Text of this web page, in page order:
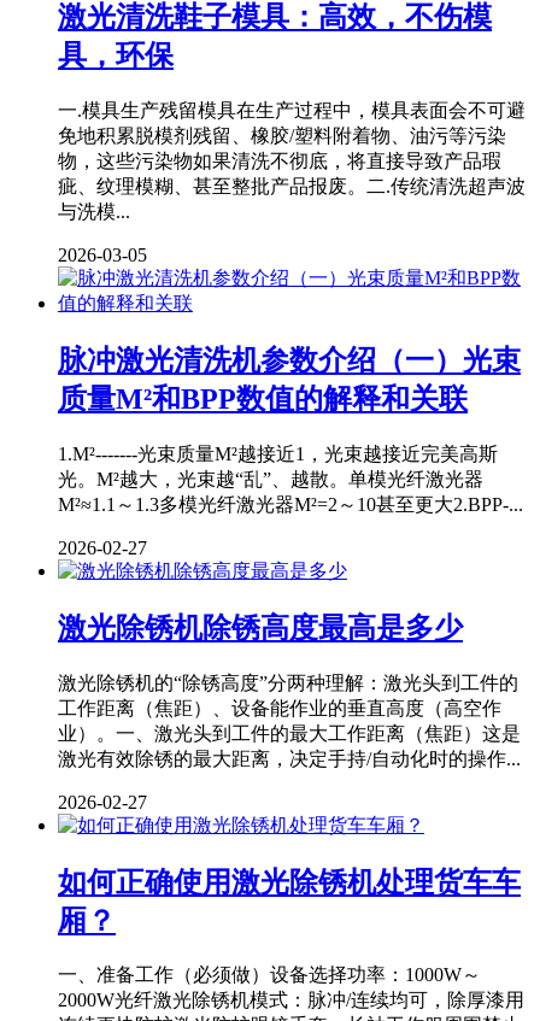
激光清洗鞋子模具：高效，不伤模
具，环保
一.模具生产残留模具在生产过程中，模具表面会不可避
免地积累脱模剂残留、橡胶/塑料附着物、油污等污染
物，这些污染物如果清洗不彻底，将直接导致产品瑕
疵、纹理模糊、甚至整批产品报废。二.传统清洗超声波
与洗模...
2026-03-05
脉冲激光清洗机参数介绍（一）光束
质量M²和BPP数值的解释和关联
1.M²-------光束质量M²越接近1，光束越接近完美高斯
光。M²越大，光束越“乱”、越散。单模光纤激光器
M²≈1.1～1.3多模光纤激光器M²=2～10甚至更大2.BPP-...
2026-02-27
激光除锈机除锈高度最高是多少
激光除锈机的“除锈高度”分两种理解：激光头到工件的
工作距离（焦距）、设备能作业的垂直高度（高空作
业）。一、激光头到工件的最大工作距离（焦距）这是
激光有效除锈的最大距离，决定手持/自动化时的操作...
2026-02-27
如何正确使用激光除锈机处理货车车
厢？
一、准备工作（必须做）设备选择功率：1000W～
2000W光纤激光除锈机模式：脉冲/连续均可，除厚漆用